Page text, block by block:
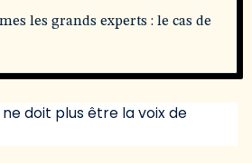
les grands experts : le cas de